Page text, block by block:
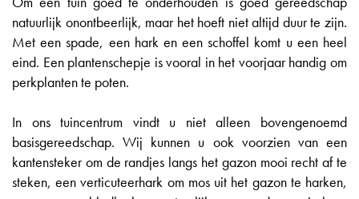
natuurlijk onontbeerlijk, maar het hoeft niet altijd duur te zijn.
Met een spade, een hark en een schoffel komt u een heel
eind. Een plantenschepje is vooral in het voorjaar handig om
perkplanten te poten.
In ons tuincentrum vindt u niet alleen bovengenoemd
basisgereedschap. Wij kunnen u ook voorzien van een
kantensteker om de randjes langs het gazon mooi recht af te
steken, een verticuteerhark om mos uit het gazon te harken,